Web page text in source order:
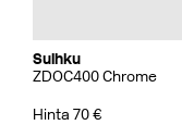
Suihku
ZDOC400 Chrome
Hinta 70 €